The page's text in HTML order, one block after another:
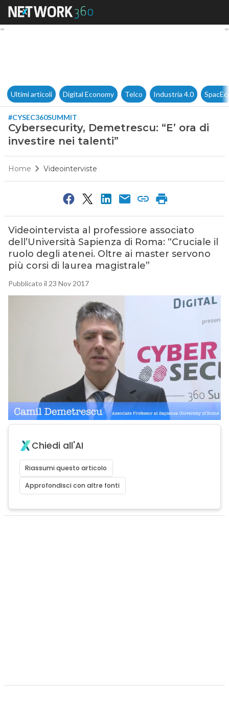
Cybersecurity, Demetrescu:
Ultimi articoli Digital Economy Telco Industria 4.0
#CYSEC360SUMMIT
Cybersecurity, Demetrescu: “E’ ora di
investire nei talenti”
Home Videointerviste
Videointervista al professiore associato
dell’Università Sapienza di Roma: “Cruciale il
ruolo degli atenei. Oltre ai master servono
più corsi di laurea magistrale”
Pubblicato il 23 Nov 2017
Chiedi all'AI
Riassumi questo articolo
Approfondisci con altre fonti